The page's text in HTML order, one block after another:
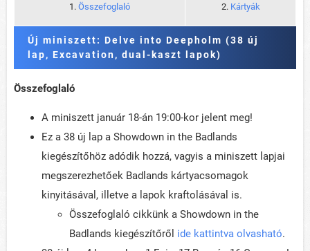
1. Összefoglaló 2. Kártyák
Új miniszett: Delve into Deepholm (38 új
lap, Excavation, dual-kaszt lapok)
Összefoglaló
A miniszett január 18-án 19:00-kor jelent meg!
Ez a 38 új lap a Showdown in the Badlands
kiegészítőhöz adódik hozzá, vagyis a miniszett lapjai
megszerezhetőek Badlands kártyacsomagok
kinyitásával, illetve a lapok kraftolásával is.
Összefoglaló cikkünk a Showdown in the
Badlands kiegészítőről ide kattintva olvasható.